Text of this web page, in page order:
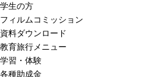
学生の方
フィルムコミッション
資料ダウンロード
教育旅行メニュー
学習・体験
各種助成金